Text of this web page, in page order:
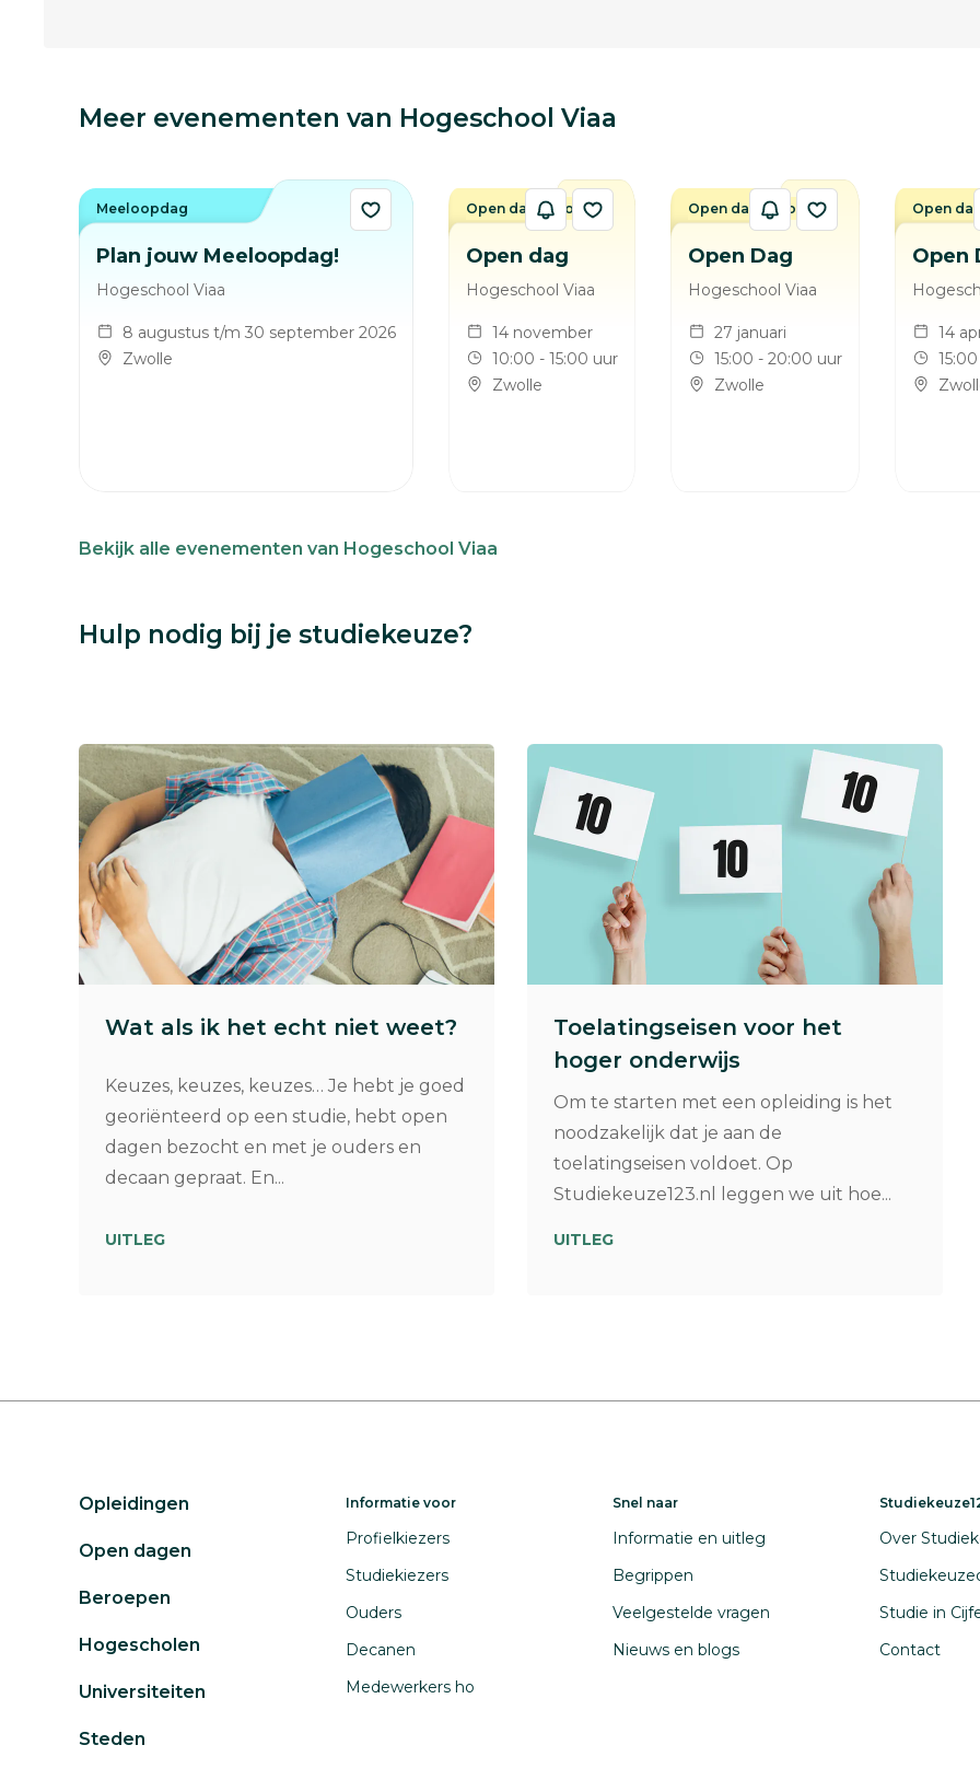
Meer evenementen van Hogeschool Viaa
Plan jouw Meeloopdag!
Hogeschool Viaa
8 augustus t/m 30 september 2026
Zwolle
Meeloopdag
Open dag
Hogeschool Viaa
14 november
10:00 - 15:00 uur
Zwolle
Open dag / avond
Open Dag
Hogeschool Viaa
27 januari
15:00 - 20:00 uur
Zwolle
Open dag / avond
Open
14
Open
Bekijk alle evenementen van Hogeschool Viaa
Hulp nodig bij je studiekeuze?
Wat als ik het echt niet weet?
Keuzes, keuzes, keuzes… Je hebt je goed
georiënteerd op een studie, hebt open
dagen bezocht en met je ouders en
decaan gepraat. En...
UITLEG
Toelatingseisen voor het
hoger onderwijs
Om te starten met een opleiding is het
noodzakelijk dat je aan de
toelatingseisen voldoet. Op
Studiekeuze123.nl leggen we uit hoe...
UITLEG
Opleidingen
Open dagen
Beroepen
Hogescholen
Universiteiten
Steden
Informatie voor
Profielkiezers
Studiekiezers
Ouders
Decanen
Medewerkers ho
Snel naar
Informatie en uitleg
Begrippen
Veelgestelde vragen
Nieuws en blogs
Over
Studie in
Contact